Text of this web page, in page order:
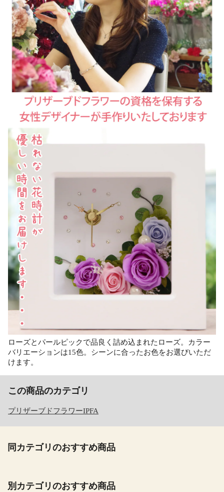
ローズとパールピックで品良く詰め込まれたローズ。カラー
バリエーションは15色。シーンに合ったお色をお選びいただ
けます。
この商品のカテゴリ
プリザーブドフラワーIPFA
同カテゴリのおすすめ商品
別カテゴリのおすすめ商品